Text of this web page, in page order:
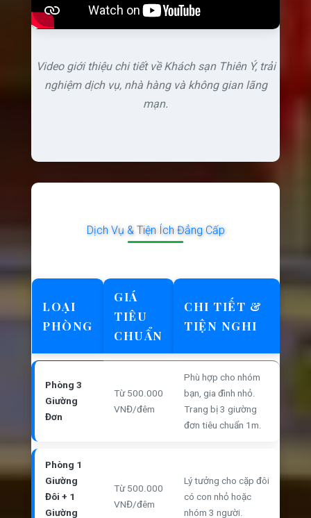
Video giới thiệu chi tiết về Khách sạn Thiên Ý, trải
nghiệm dịch vụ, nhà hàng và không gian lãng
mạn.
Dịch Vụ & Tiện Ích Đẳng Cấp
LOẠI
PHÒNG
GIÁ
TIÊU
CHUẨN
CHI TIẾT &
TIỆN NGHI
Phòng 3
Giường
Đơn
Từ 500.000
VNĐ/đêm
Phù hợp cho nhóm
bạn, gia đình nhỏ.
Trang bị 3 giường
đơn tiêu chuẩn 1m.
Phòng 1
Giường
Đôi + 1
Giường
Từ 500.000
VNĐ/đêm
Lý tưởng cho cặp đôi
có con nhỏ hoặc
nhóm 3 người.